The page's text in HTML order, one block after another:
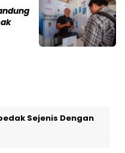
Sejenis Dengan